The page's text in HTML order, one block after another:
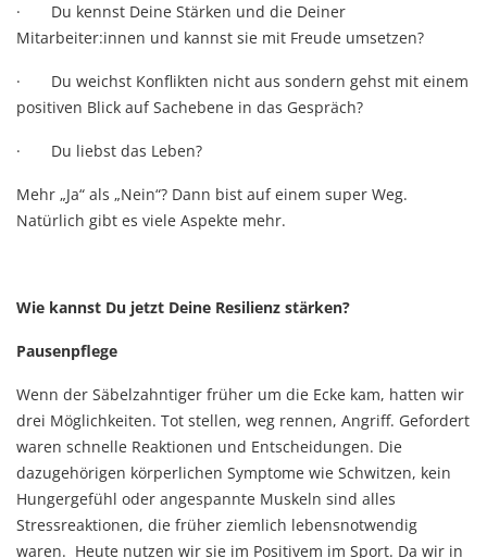
·
Du kennst Deine Stärken und die Deiner
Mitarbeiter:innen und kannst sie mit Freude umsetzen?
·
Du weichst Konflikten nicht aus sondern gehst mit einem
positiven Blick auf Sachebene in das Gespräch?
· Du liebst das Leben?
Mehr „Ja“ als „Nein“? Dann bist auf einem super Weg.
Natürlich gibt es viele Aspekte mehr.
Wie kannst Du jetzt Deine Resilienz stärken?
Pausenpflege
Wenn der Säbelzahntiger früher um die Ecke kam, hatten wir
drei Möglichkeiten. Tot stellen, weg rennen, Angriff. Gefordert
waren schnelle Reaktionen und Entscheidungen. Die
dazugehörigen körperlichen Symptome wie Schwitzen, kein
Hungergefühl oder angespannte Muskeln sind alles
Stressreaktionen, die früher ziemlich lebensnotwendig
waren. Heute nutzen wir sie im Positivem im Sport. Da wir in